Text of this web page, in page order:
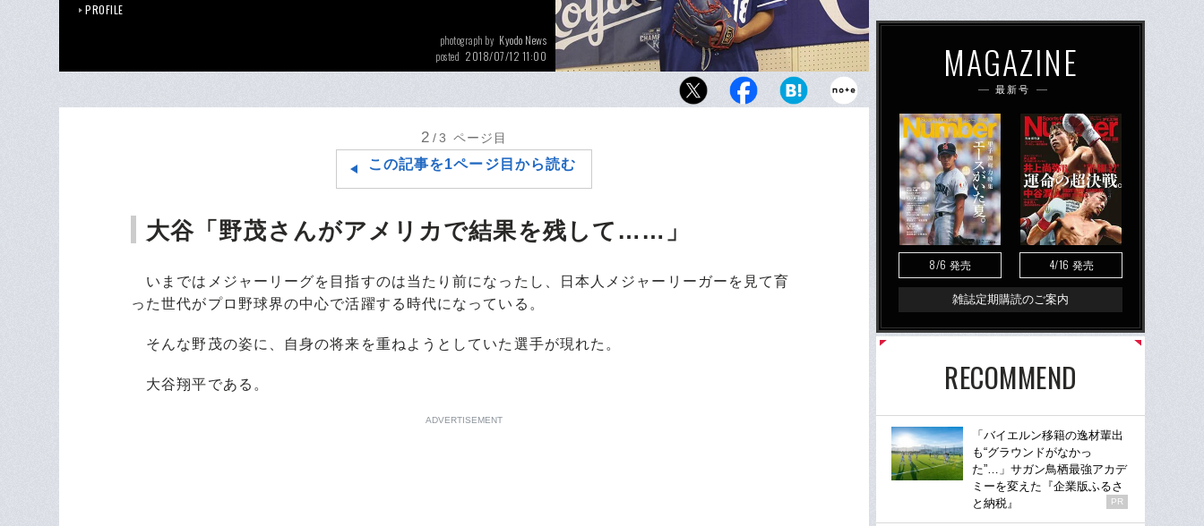
PROFILE
photograph by Kyodo News
posted 2018/07/12 11:00
結城海斗が下した「甲子園を目指さない」という決断は、
2 /3 ページ目
この記事を1ページ目から読む
大谷「野茂さんがアメリカで結果を残して……」
いまではメジャーリーグを目指すのは当たり前になったし、日本人メジャーリーガーを見て育
った世代がプロ野球界の中心で活躍する時代になっている。
そんな野茂の姿に、自身の将来を重ねようとしていた選手が現れた。
大谷翔平である。
ADVERTISEMENT
MAGAZINE
最新号
8/6 発売 4/16 発売
雑誌定期購読のご案内
RECOMMEND
「バイエルン移籍の逸材輩出
も“グラウンドがなかっ
た”…」サガン鳥栖最強アカデ
ミーを変えた『企業版ふるさ
と納税』
PR